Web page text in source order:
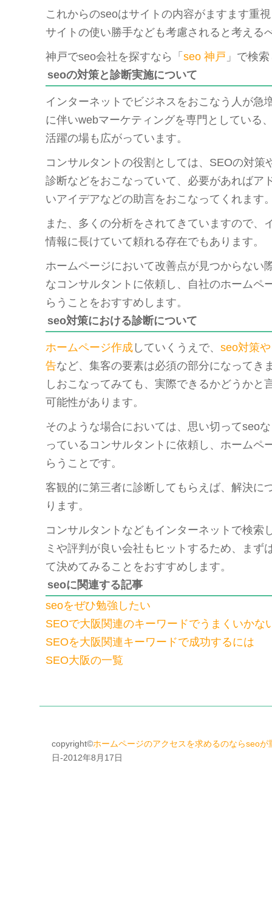
これからのseoはサイトの内容がますます重
サイトの使い勝手なども考慮されると考える
神戸でseo会社を探すなら「 seo 神戸 」で検
seoの対策と診断実施について
インターネットでビジネスをおこなう人が急
に伴いwebマーケティングを専門としている
活躍の場も広がっています。
コンサルタントの役割としては、SEOの対策
診断などをおこなっていて、必要があればア
いアイデアなどの助言をおこなってくれます
また、多くの分析をされてきていますので、
情報に長けていて頼れる存在でもあります。
ホームページにおいて改善点が見つからない
なコンサルタントに依頼し、自社のホームペ
らうことをおすすめします。
seo対策における診断について
ホームページ作成 していくうえで、 seo対策
告など、集客の要素は必須の部分になってき
しおこなってみても、実際できるかどうかと
可能性があります。
そのような場合においては、思い切ってseo
っているコンサルタントに依頼し、ホームペ
らうことです。
客観的に第三者に診断してもらえば、解決に
ります。
コンサルタントなどもインターネットで検索
ミや評判が良い会社もヒットするため、まず
て決めてみることをおすすめします。
seoに関連する記事
seoをぜひ勉強したい
SEOで大阪関連のキーワードでうまくいかな
SEOを大阪関連キーワードで成功するには
SEO大阪の一覧
copyright©ホームページのアクセスを求めるのならseo
日-2012年8月17日